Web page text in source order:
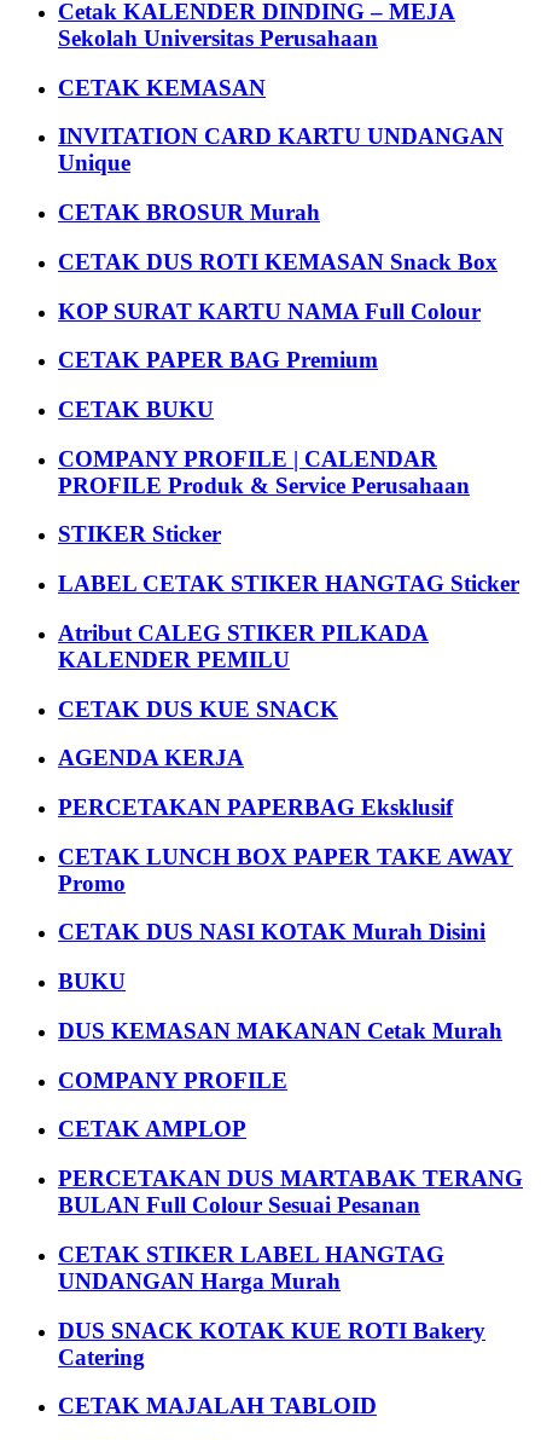
Cetak KALENDER DINDING – MEJA
Sekolah Universitas Perusahaan
CETAK KEMASAN
INVITATION CARD KARTU UNDANGAN
Unique
CETAK BROSUR Murah
CETAK DUS ROTI KEMASAN Snack Box
KOP SURAT KARTU NAMA Full Colour
CETAK PAPER BAG Premium
CETAK BUKU
COMPANY PROFILE | CALENDAR
PROFILE Produk & Service Perusahaan
STIKER Sticker
LABEL CETAK STIKER HANGTAG Sticker
Atribut CALEG STIKER PILKADA
KALENDER PEMILU
CETAK DUS KUE SNACK
AGENDA KERJA
PERCETAKAN PAPERBAG Eksklusif
CETAK LUNCH BOX PAPER TAKE AWAY
Promo
CETAK DUS NASI KOTAK Murah Disini
BUKU
DUS KEMASAN MAKANAN Cetak Murah
COMPANY PROFILE
CETAK AMPLOP
PERCETAKAN DUS MARTABAK TERANG
BULAN Full Colour Sesuai Pesanan
CETAK STIKER LABEL HANGTAG
UNDANGAN Harga Murah
DUS SNACK KOTAK KUE ROTI Bakery
Catering
CETAK MAJALAH TABLOID